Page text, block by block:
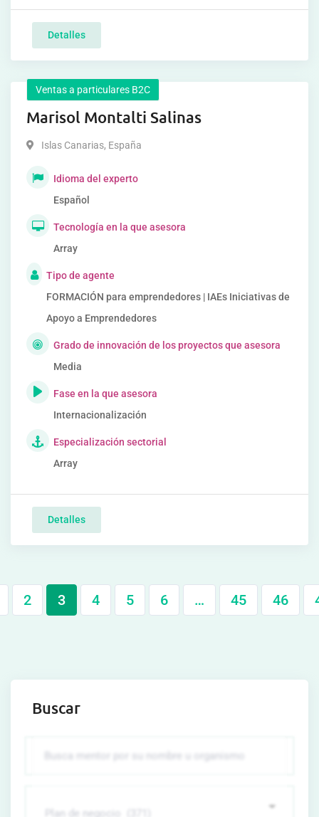
Detalles
Ventas a particulares B2C
Marisol Montalti Salinas
Islas Canarias, España
Idioma del experto
Español
Tecnología en la que asesora
Array
Tipo de agente
FORMACIÓN para emprendedores | IAEs Iniciativas de
Apoyo a Emprendedores
Grado de innovación de los proyectos que asesora
Media
Fase en la que asesora
Internacionalización
Especialización sectorial
Array
Detalles
2 3 4 5 6 … 45 46
Buscar